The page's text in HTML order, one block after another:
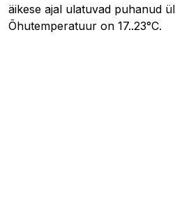
äikese ajal ulatuvad puhanud
Õhutemperatuur on 17..23°C.